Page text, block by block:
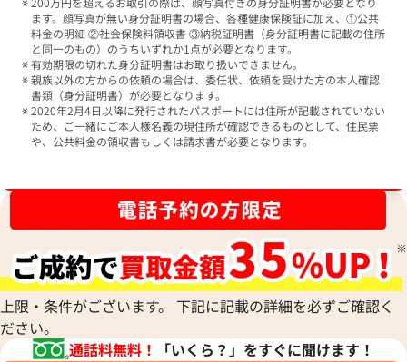
ます。顔写真が無い身分証明書の場合、各種健康保険証に加え、①公共
料金の明細 ②社会保険料領収書 ③納税証明書（身分証明書に記載の住所
と同一のもの）のうちいずれか1点が必要となります。
有効期限の切れた身分証明書はお取り扱いできません。
親族以外の方からの依頼の場合は、委任状、依頼を受けた方の本人確認
書類（身分証明書）が必要となります。
2020年2月4日以降に発行されたパスポートには住所が記載されていない
ため、ご一緒にご本人様名義の現住所が確認できるものとして、住民票
や、公共料金の領収書もしくは請求書が必要となります。
上限・条件がございます。 下記に記載の詳細を必ずご確認く
ださい。
通話料無料！
「いくら？」をすぐに聞けます！